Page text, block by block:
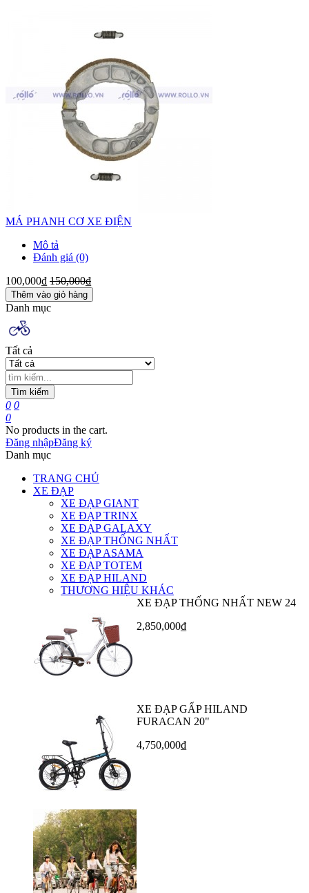
MÁ PHANH CƠ XE ĐIỆN
Mô tả
Đánh giá (0)
100,000₫ 150,000₫
Thêm vào giỏ hàng
Danh mục
Tất cả
Tìm kiếm
0 0
0
No products in the cart.
Đăng nhậpĐăng ký
Danh mục
TRANG CHỦ
XE ĐẠP
XE ĐẠP GIANT
XE ĐẠP TRINX
XE ĐẠP GALAXY
XE ĐẠP THỐNG NHẤT
XE ĐẠP ASAMA
XE ĐẠP TOTEM
XE ĐẠP HILAND
THƯƠNG HIỆU KHÁC
XE ĐẠP THỐNG NHẤT NEW 24
2,850,000₫
XE ĐẠP GẤP HILAND
FURACAN 20"
4,750,000₫